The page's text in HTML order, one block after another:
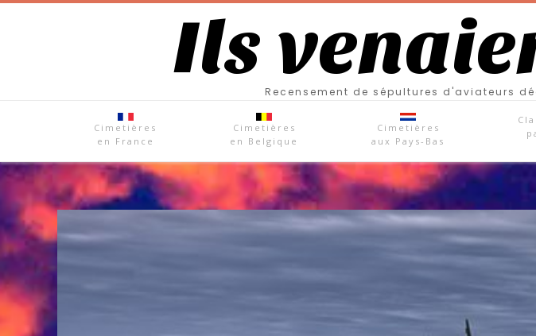
Ils
Recensement de sépultures d'aviateurs
Cimetières
en France
Cimetières
en Belgique
Cimetières
aux Pays-Bas